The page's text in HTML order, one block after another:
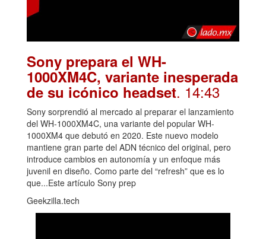
Sony prepara el WH-
1000XM4C, variante inesperada
de su icónico headset. 14:43
Sony sorprendió al mercado al preparar el lanzamiento
del WH-1000XM4C, una variante del popular WH-
1000XM4 que debutó en 2020. Este nuevo modelo
mantiene gran parte del ADN técnico del original, pero
introduce cambios en autonomía y un enfoque más
juvenil en diseño. Como parte del “refresh” que es lo
que...Este artículo Sony prep
Geekzilla.tech